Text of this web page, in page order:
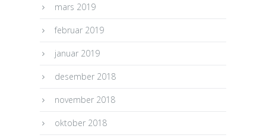
mars 2019
februar 2019
januar 2019
desember 2018
november 2018
oktober 2018